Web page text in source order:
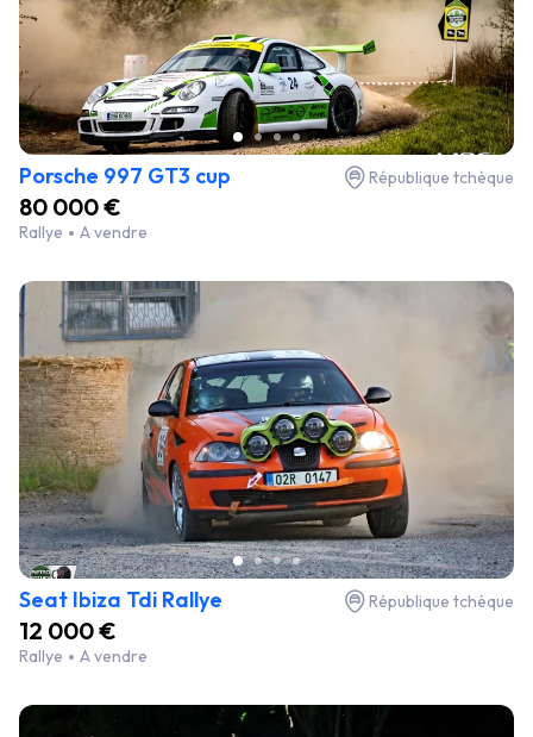
Porsche 997 GT3 cup République tchèque
80 000 €
Rallye A vendre
Seat Ibiza Tdi Rallye République tchèque
12 000 €
Rallye A vendre